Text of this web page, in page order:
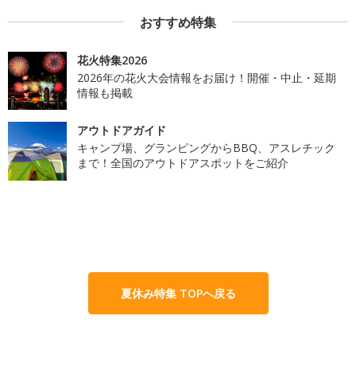
おすすめ特集
花火特集2026
2026年の花火大会情報をお届け！開催・中止・延期
情報も掲載
アウトドアガイド
キャンプ場、グランピングからBBQ、アスレチック
まで！全国のアウトドアスポットをご紹介
夏休み特集 TOPへ戻る